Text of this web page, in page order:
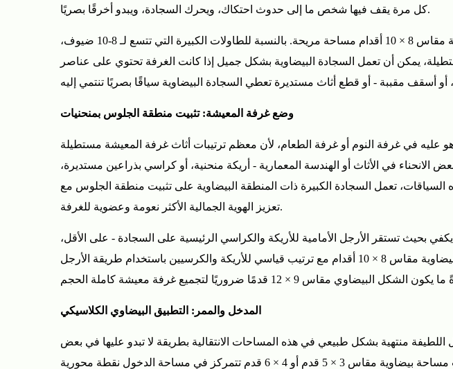
أهم
أنماط
سجاد
المنطقة
البيضاوية
واتجاهات
3.1
سجاد
المنطقة
البيضاوية
والعتيقة
3.2
سجاد
المنطقة
البيضاوية
المضفرة
3.3
كل مرة يقف فيها شخص ما إلى حدوث احتكاك، ويحرك السجادة، ويبدو أخرقًا بصريًا.
بالنسبة لطاولة طعام بيضاوية قياسية مقاس 42 × 60 بوصة، توفر سجادة ذات مساحة بيضاوية مقاس 8 × 10 أقدام مساحة مريحة. بالنسبة للطاولات الكبيرة التي تتسع لـ 8-10 ضيوف،
مع طاولة طعام مستطيلة، يمكن أن تعمل السجادة البيضاوية بشكل جميل إذا كانت الغرفة تحتوي على عناصر
وضع غرفة المعيشة: تثبيت منطقة الجلوس بمنحنيات
عليه في غرفة النوم أو غرفة الطعام، لأن معظم ترتيبات أثاث غرفة المعيشة مستطيلة
في الأثاث أو الهندسة المعمارية - أريكة منحنية، أو كراسي بذراعين مستديرة،
السياقات، تعمل السجادة الكبيرة ذات المنطقة البيضاوية على تثبيت منطقة الجلوس مع
تعزيز الهوية الجمالية الأكثر نعومة وعضوية للغرفة.
بحيث تستقر الأرجل الأمامية للأريكة والكراسي الرئيسية على السجادة - على الأقل،
الأرجل الأمامية مثبتة، والأرجل الخلفية مرفوعة. عادةً ما تعمل السجادة ذات المساحة البيضاوية مقاس 8 × 10 أقدام مع ترتيب قياسي للأريكة والكرسيين باستخدام طريقة الأرجل
المدخل والممر: التطبيق البيضاوي الكلاسيكي
منتهية بشكل طبيعي في هذه المساحات الانتقالية بطريقة لا تبدو عليها في بعض
الأحيان المتسابقات المستطيلة ذات الأطراف المقطوعة الحادة. في الردهة، تخلق سجادة ذات مساحة بيضاوية مقاس 3 × 5 قدم أو 4 × 6 قدم تتمركز في مساحة الدخول نقطة محورية